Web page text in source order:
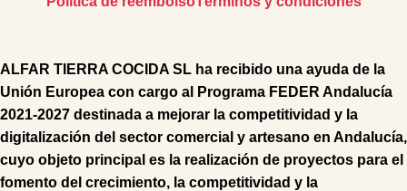
ALFAR TIERRA COCIDA SL ha recibido una ayuda de la
Unión Europea con cargo al Programa FEDER Andalucía
2021-2027 destinada a mejorar la competitividad y la
digitalización del sector comercial y artesano en Andalucía,
cuyo objeto principal es la realización de proyectos para el
fomento del crecimiento, la competitividad y la